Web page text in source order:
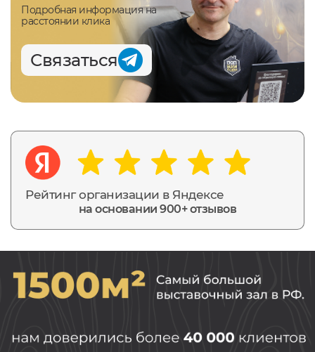
Рейтинг организации в Яндексе
на основании 900+ отзывов
Подробная информация на
расстоянии клика
Связаться